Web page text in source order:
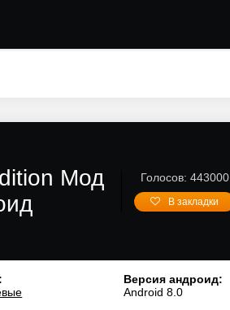
Мод
Голосов: 443000
В закладки
Версия андроид:
Android 8.0